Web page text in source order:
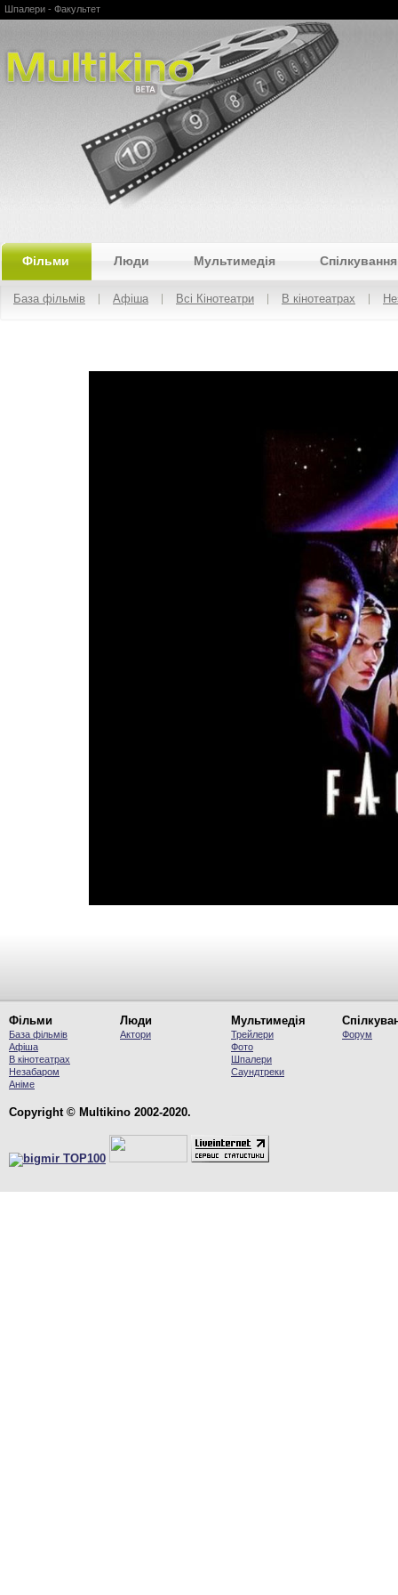
Multikino
Шпалери - Факультет
Фільми Люди Мультимедія Спілкування
База фільмів Афіша Всі Кінотеатри В кінотеатрах
Фільми
База фільмів
Афіша
В кінотеатрах
Незабаром
Аніме
Люди
Актори
Мультимедія
Трейлери
Фото
Шпалери
Саундтреки
Форум
Copyright © Multikino 2002-2020.